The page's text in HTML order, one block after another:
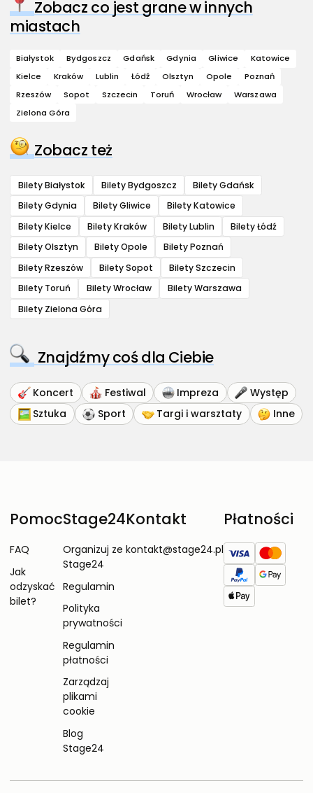
Zobacz co jest grane w innych
miastach
Białystok Bydgoszcz Gdańsk Gdynia Gliwice
Katowice
Kielce
Kraków Lublin Łódź Olsztyn Opole
Poznań
Rzeszów
Sopot Szczecin Toruń Wrocław
Warszawa
Zielona Góra
Zobacz też
Bilety Białystok Bilety Bydgoszcz
Bilety Gdańsk
Bilety Gdynia
Bilety Gliwice
Bilety Katowice
Bilety Kielce
Bilety Kraków Bilety Lublin
Bilety Łódź
Bilety Olsztyn
Bilety Opole
Bilety Poznań
Bilety Rzeszów
Bilety Sopot
Bilety Szczecin
Bilety Toruń
Bilety Wrocław
Bilety Warszawa
Bilety Zielona Góra
Znajdźmy coś dla Ciebie
Koncert Festiwal Impreza
Występ
Sztuka
Sport Targi i warsztaty Inne
Pomoc
FAQ
Jak
odzyskać
bilet?
Stage24
Organizuj ze
Stage24
Regulamin
Polityka
prywatności
Regulamin
płatności
Zarządzaj
plikami
cookie
Blog
Stage24
Kontakt
kontakt@stage24.pl
Płatności